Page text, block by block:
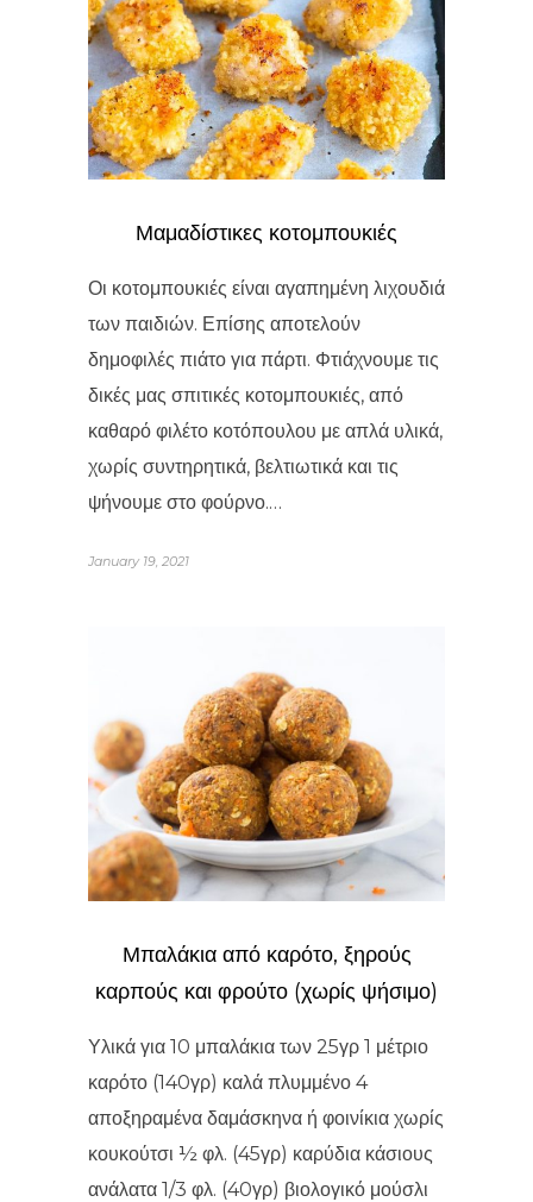
Μαμαδίστικες κοτομπουκιές
Οι κοτομπουκιές είναι αγαπημένη λιχουδιά
των παιδιών. Επίσης αποτελούν
δημοφιλές πιάτο για πάρτι. Φτιάχνουμε τις
δικές μας σπιτικές κοτομπουκιές, από
καθαρό φιλέτο κοτόπουλου με απλά υλικά,
χωρίς συντηρητικά, βελτιωτικά και τις
ψήνουμε στο φούρνο.…
January 19, 2021
Μπαλάκια από καρότο, ξηρούς
καρπούς και φρούτο (χωρίς ψήσιμο)
Υλικά για 10 μπαλάκια των 25γρ 1 μέτριο
καρότο (140γρ) καλά πλυμμένο 4
αποξηραμένα δαμάσκηνα ή φοινίκια χωρίς
κουκούτσι ½ φλ. (45γρ) καρύδια κάσιους
ανάλατα 1/3 φλ. (40γρ) βιολογικό μούσλι